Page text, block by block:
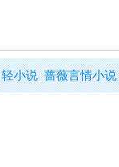
轻小说 蔷薇言情小说